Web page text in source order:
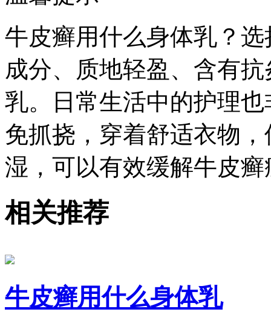
牛皮癣用什么身体乳？
成分、质地轻盈、含有
乳。日常生活中的护理
免抓挠，穿着舒适衣物
湿，可以有效缓解牛皮
相关推荐
牛皮癣用什么身体乳